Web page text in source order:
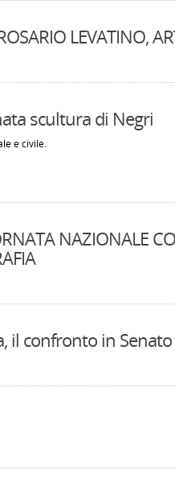
LEVATINO,
scultura di Negri
e civile.
NAZIONALE
il confronto in Senato